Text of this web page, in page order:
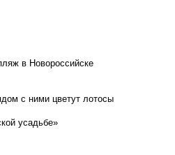
в Новороссийске
с ними цветут лотосы
усадьбе»